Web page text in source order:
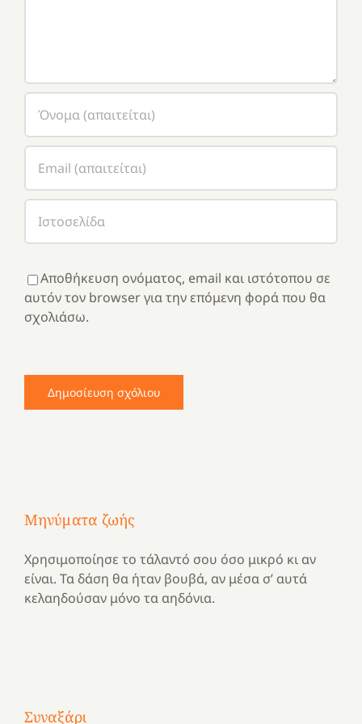
Αποθήκευση ονόματος, email και ιστότοπου σε
αυτόν τον browser για την επόμενη φορά που θα
σχολιάσω.
Μηνύματα ζωής
Χρησιμοποίησε το τάλαντό σου όσο μικρό κι αν
είναι. Τα δάση θα ήταν βουβά, αν μέσα σ’ αυτά
κελαηδούσαν μόνο τα αηδόνια.
Συναξάρι